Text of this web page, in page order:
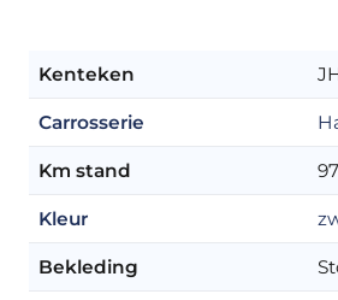
Kenteken
Carrosserie
Km stand
Kleur
Bekleding